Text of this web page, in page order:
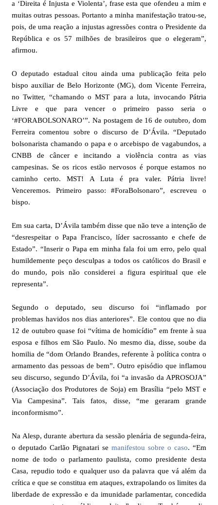
a ‘Direita é Injusta e Violenta’, frase esta que ofendeu a mim e
muitas outras pessoas. Portanto a minha manifestação tratou-se,
pois, de uma reação a injustas agressões contra o Presidente da
República e os 57 milhões de brasileiros que o elegeram”,
afirmou.
O deputado estadual citou ainda uma publicação feita pelo
bispo auxiliar de Belo Horizonte (MG), dom Vicente Ferreira,
no Twitter, “chamando o MST para a luta, invocando Pátria
Livre e que para vencer o primeiro passo seria o
‘#FORABOLSONARO’”. Na postagem de 16 de outubro, dom
Ferreira comentou sobre o discurso de D’Ávila. “Deputado
bolsonarista chamando o papa e o arcebispo de vagabundos, a
CNBB de câncer e incitando a violência contra as vias
campesinas. Se os ricos estão nervosos é porque estamos no
caminho certo. MST! A Luta é pra valer. Pátria livre!
Venceremos. Primeiro passo: #ForaBolsonaro”, escreveu o
bispo.
Em sua carta, D’Ávila também disse que não teve a intenção de
“desrespeitar o Papa Francisco, líder sacrossanto e chefe de
Estado”. “Inserir o Papa em minha fala foi um erro, pelo qual
humildemente peço desculpas a todos os católicos do Brasil e
do mundo, pois não considerei a figura espiritual que ele
representa”.
Segundo o deputado, seu discurso foi “inflamado por
problemas havidos nos dias anteriores”. Ele contou que no dia
12 de outubro quase foi “vítima de homicídio” em frente à sua
esposa e filhos em São Paulo. No mesmo dia, disse, soube da
homilia de “dom Orlando Brandes, referente à política contra o
armamento das pessoas de bem”. Outro episódio que inflamou
seu discurso, segundo D’Ávila, foi “a invasão da APROSOJA”
(Associação dos Produtores de Soja) em Brasília “pelo MST e
Via Campesina”. Tais fatos, disse, “me geraram grande
inconformismo”.
Na Alesp, durante abertura da sessão plenária de segunda-feira,
o deputado Carlão Pignatari se manifestou sobre o caso. “Em
nome de todo o parlamento paulista, como presidente desta
Casa, repudio todo e qualquer uso da palavra que vá além da
crítica e que se constitua em ataques, extrapolando os limites da
liberdade de expressão e da imunidade parlamentar, concedida